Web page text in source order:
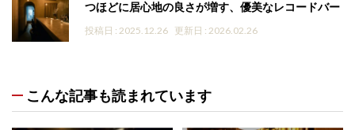
つほどに居心地の良さが増す、優美なレコードバー
投稿日 : 2025.12.26 更新日 : 2026.02.26
こんな記事も読まれています